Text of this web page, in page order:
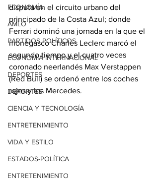
ECONOMÍA
AMLO
PARTIDOS POLÍTICOS
ECONOMÍA INTERNACIONAL
DEPORTES
DEPORTES
CIENCIA Y TECNOLOGÍA
ENTRETENIMIENTO
VIDA Y ESTILO
ESTADOS-POLÍTICA
ENTRETENIMIENTO
disputa en el circuito urbano del
principado de la Costa Azul; donde
Ferrari dominó una jornada en la que el
monegasco Charles Leclerc marcó el
segundo tiempo y el cuatro veces
coronado neerlandés Max Verstappen
(Red Bull) se ordenó entre los coches
rojos y los Mercedes.